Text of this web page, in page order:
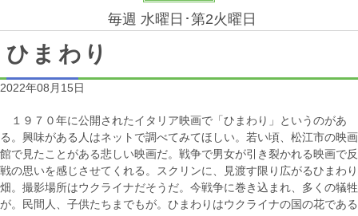
毎週 水曜日･第2火曜日
ひまわり
2022年08月15日
１９７０年に公開されたイタリア映画で「ひまわり」というのがあ
る。興味がある人はネットで調べてみてほしい。若い頃、松江市の映画
館で見たことがある悲しい映画だ。戦争で男女が引き裂かれる映画で反
戦の思いを感じさせてくれる。スクリンに、見渡す限り広がるひまわり
畑。撮影場所はウクライナだそうだ。今戦争に巻き込まれ、多くの犠牲
が。民間人、子供たちまでもが。ひまわりはウクライナの国の花である